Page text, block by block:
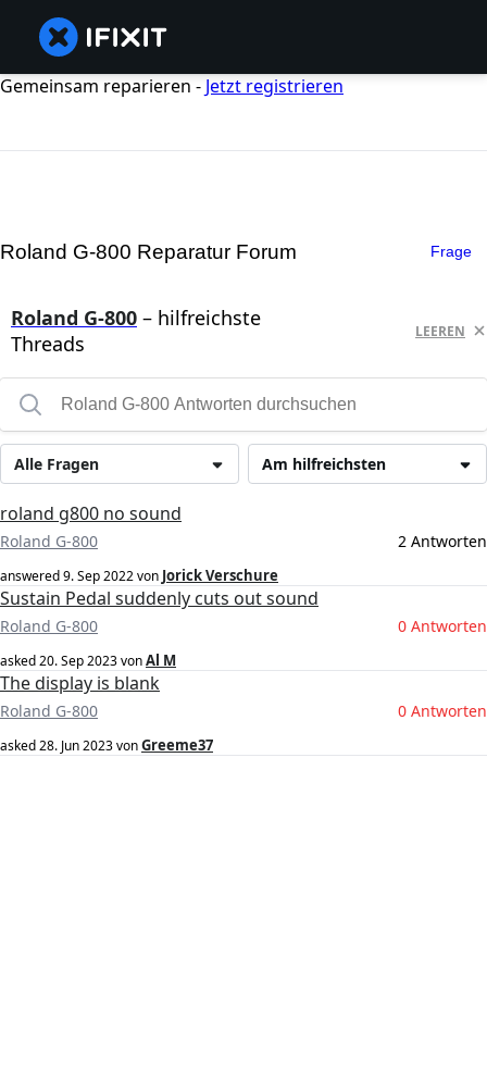
Gemeinsam reparieren - Jetzt registrieren
Roland G-800 Reparatur Forum Frage
Roland G-800 – hilfreichste
Threads
LEEREN
Am hilfreichsten
Alle Fragen
roland g800 no sound
Roland G-800 2 Antworten
answered9. Sep 2022von Jorick Verschure
Sustain Pedal suddenly cuts out sound
Roland G-800 0 Antworten
asked20. Sep 2023vonAl M
The display is blank
Roland G-800 0 Antworten
asked28. Jun 2023vonGreeme37